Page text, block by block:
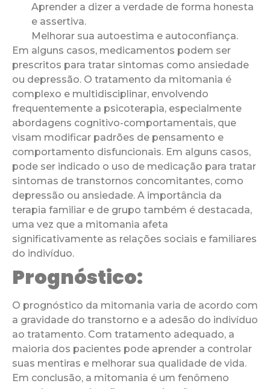
Aprender a dizer a verdade de forma honesta
e assertiva.
Melhorar sua autoestima e autoconfiança.
Em alguns casos, medicamentos podem ser
prescritos para tratar sintomas como ansiedade
ou depressão. O tratamento da mitomania é
complexo e multidisciplinar, envolvendo
frequentemente a psicoterapia, especialmente
abordagens cognitivo-comportamentais, que
visam modificar padrões de pensamento e
comportamento disfuncionais. Em alguns casos,
pode ser indicado o uso de medicação para tratar
sintomas de transtornos concomitantes, como
depressão ou ansiedade. A importância da
terapia familiar e de grupo também é destacada,
uma vez que a mitomania afeta
significativamente as relações sociais e familiares
do indivíduo.
Prognóstico:
O prognóstico da mitomania varia de acordo com
a gravidade do transtorno e a adesão do indivíduo
ao tratamento. Com tratamento adequado, a
maioria dos pacientes pode aprender a controlar
suas mentiras e melhorar sua qualidade de vida.
Em conclusão, a mitomania é um fenômeno